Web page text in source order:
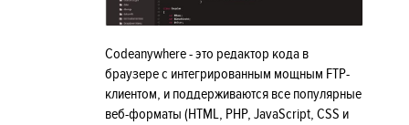
Codeanywhere - это редактор кода в
браузере с интегрированным мощным FTP-
клиентом, и поддерживаются все популярные
веб-форматы (HTML, PHP, JavaScript, CSS и